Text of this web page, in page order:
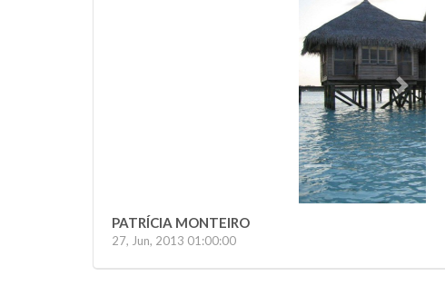
Next
PATRÍCIA MONTEIRO
27, Jun, 2013 01:00:00